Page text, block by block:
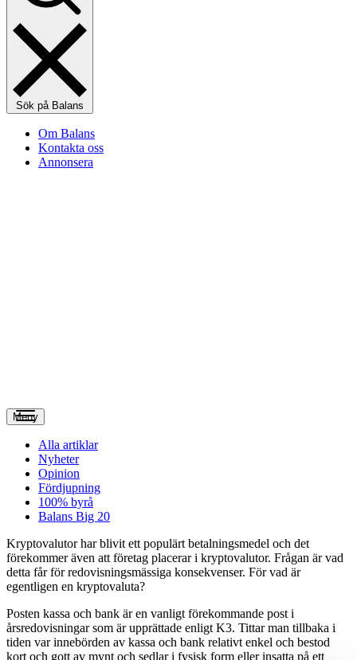
Sök på Balans
Om Balans
Kontakta oss
Annonsera
Meny
Alla artiklar
Nyheter
Opinion
Fördjupning
100% byrå
Balans Big 20
Kryptovalutor har blivit ett populärt betalningsmedel och det
förekommer även att företag placerar i kryptovalutor. Frågan är vad
detta får för redovisningsmässiga konsekvenser. För vad är
egentligen en kryptovaluta?
Posten kassa och bank är en vanligt förekommande post i
årsredovisningar som är upprättade enligt K3. Tittar man tillbaka i
tiden var innebörden av kassa och bank relativt enkel och bestod
kort och gott av mynt och sedlar i fysisk form eller insatta på ett